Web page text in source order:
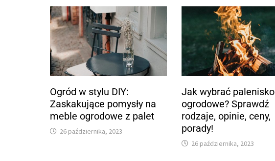
Ogród w stylu DIY:
Zaskakujące pomysły na
meble ogrodowe z palet
26 października, 2023
Jak wybrać palenisko
ogrodowe? Sprawdź
rodzaje, opinie, ceny,
porady!
26 października, 2023